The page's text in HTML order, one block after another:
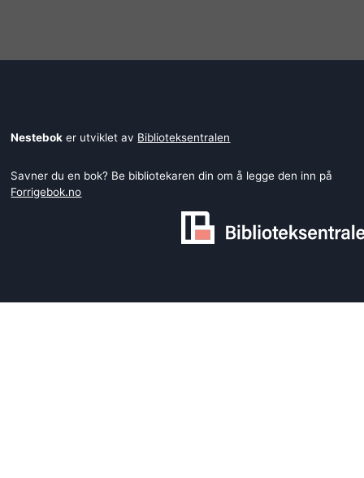
Nestebok er utviklet av Biblioteksentralen
Savner du en bok? Be bibliotekaren din om å legge den inn på
Forrigebok.no